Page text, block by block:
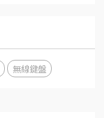
無線鍵盤